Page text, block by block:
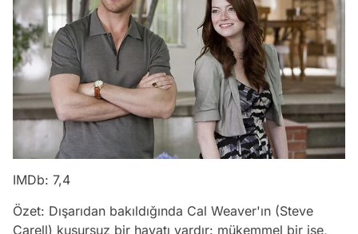
IMDb: 7,4
Özet: Dışarıdan bakıldığında Cal Weaver'ın (Steve
Carell) kusursuz bir hayatı vardır: mükemmel bir işe,